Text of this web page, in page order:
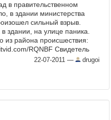
в правительственном
в здании министерства
сильный взрыв.
здании, на улице паника.
из района происшествия:
RQNBF Свидетель
This is the worst ...
22-07-2011 — drugoi